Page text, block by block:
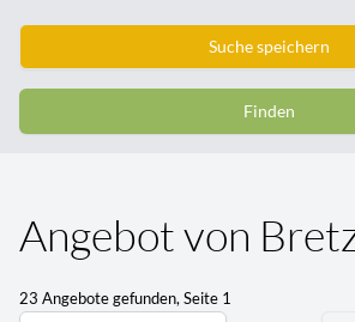
Suche speichern
Finden
Angebot von
23 Angebote gefunden, Seite 1